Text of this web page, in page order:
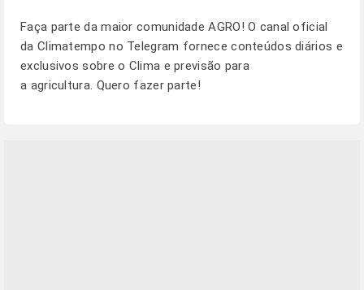
Faça parte da maior comunidade AGRO! O canal oficial
da Climatempo no Telegram fornece conteúdos diários e
exclusivos sobre o Clima e previsão para
a agricultura. Quero fazer parte!